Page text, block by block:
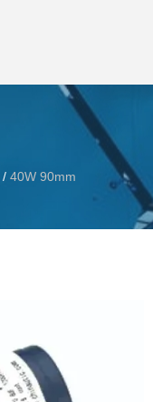
/ 40W 90mm